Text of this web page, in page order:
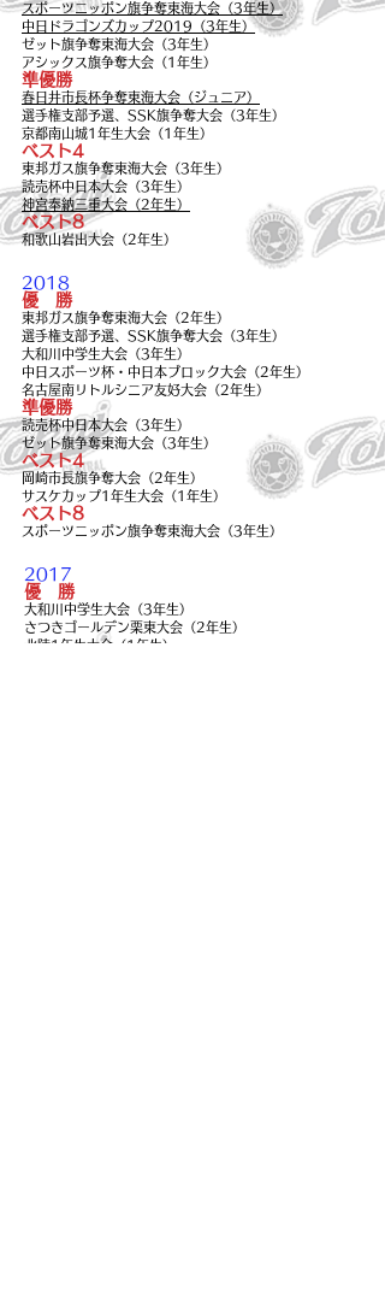
スポーツニッポン旗争奪東海大会（3年生）
中日ドラゴンズカップ2019（3年生）
ゼット旗争奪東海大会（3年生）
アシックス旗争奪大会（1年生）
準優勝
春日井市長杯争奪東海大会（ジュニア）
選手権支部予選、SSK旗争奪大会（3年生）
京都南山城1年生大会（1年生）
ベスト4
東邦ガス旗争奪東海大会（3年生）
読売杯中日本大会（3年生）
神宮奉納三重大会（2年生）
ベスト8
和歌山岩出大会（2年生）
2018
優 勝
東邦ガス旗争奪東海大会（2年生）
選手権支部予選、SSK旗争奪大会（3年生）
大和川中学生大会（3年生）
中日スポーツ杯・中日本ブロック大会（2年生）
名古屋南リトルシニア友好大会（2年生）
準優勝
読売杯中日本大会（3年生）
ゼット旗争奪東海大会（3年生）
ベスト4
岡崎市長旗争奪大会（2年生）
サスケカップ1年生大会（1年生）
ベスト8
スポーツニッポン旗争奪東海大会（3年生）
2017
優 勝
大和川中学生大会（3年生）
さつきゴールデン栗東大会（2年生）
北陸1年生大会（1年生）